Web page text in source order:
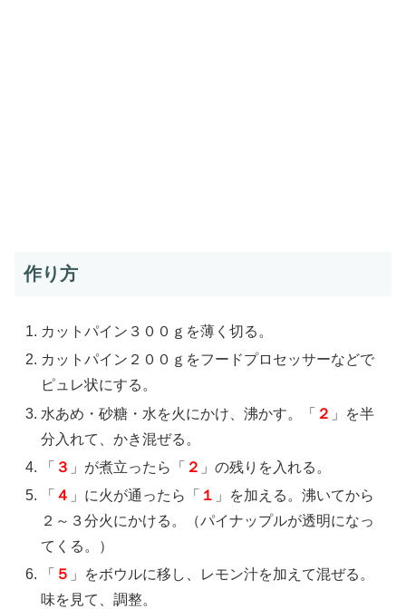
作り方
カットパイン３００ｇを薄く切る。
カットパイン２００ｇをフードプロセッサーなどで
ピュレ状にする。
水あめ・砂糖・水を火にかけ、沸かす。「 ２ 」を半
分入れて、かき混ぜる。
「 ３ 」が煮立ったら「 ２ 」の残りを入れる。
「 ４ 」に火が通ったら「 １ 」を加える。沸いてから
２～３分火にかける。（パイナップルが透明になっ
てくる。）
「 ５ 」をボウルに移し、レモン汁を加えて混ぜる。
味を見て、調整。